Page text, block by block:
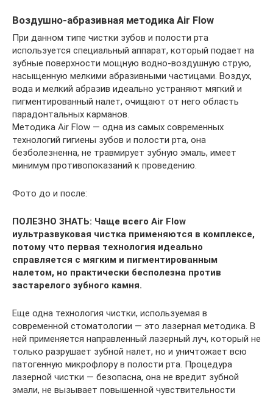
Воздушно-абразивная методика Air Flow
При данном типе чистки зубов и полости рта
используется специальный аппарат, который подает на
зубные поверхности мощную водно-воздушную струю,
насыщенную мелкими абразивными частицами. Воздух,
вода и мелкий абразив идеально устраняют мягкий и
пигментированный налет, очищают от него область
парадонтальных карманов.
Методика Air Flow — одна из самых современных
технологий гигиены зубов и полости рта, она
безболезненна, не травмирует зубную эмаль, имеет
минимум противопоказаний к проведению.
Фото до и после:
ПОЛЕЗНО ЗНАТЬ: Чаще всего Air Flow
иультразвуковая чистка применяются в комплексе,
потому что первая технология идеально
справляется с мягким и пигментированным
налетом, но практически бесполезна против
застарелого зубного камня.
Еще одна технология чистки, используемая в
современной стоматологии — это лазерная методика. В
ней применяется направленный лазерный луч, который не
только разрушает зубной налет, но и уничтожает всю
патогенную микрофлору в полости рта. Процедура
лазерной чистки — безопасна, она не вредит зубной
эмали, не вызывает повышенной чувствительности